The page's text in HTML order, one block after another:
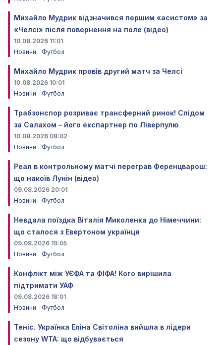
Михайло Мудрик відзначився першим «асистом» за
«Челсі» після повернення на поле (відео)
10.08.2026 11:01
Новини
Футбол
Михайло Мудрик провів другий матч за Челсі
10.08.2026 10:01
Новини
Футбол
Трабзонспор розриває трансферний ринок! Слідом
за Салахом – його експартнер по Ліверпулю
10.08.2026 08:02
Новини
Футбол
Реал в контрольному матчі переграв Ференцварош:
що накоїв Лунін (відео)
09.08.2026 20:01
Новини
Футбол
Невдала поїздка Віталія Миколенка до Німеччини:
що сталося з Евертоном українця
09.08.2026 19:05
Новини
Футбол
Конфлікт між УЄФА та ФІФА! Кого вирішила
підтримати УАФ
09.08.2026 18:01
Новини
Футбол
Теніс. Українка Еліна Світоліна вийшла в лідери
сезону WTA: що відбувається